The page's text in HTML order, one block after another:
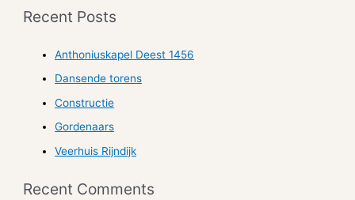
Recent Posts
Anthoniuskapel Deest 1456
Dansende torens
Constructie
Gordenaars
Veerhuis Rijndijk
Recent Comments